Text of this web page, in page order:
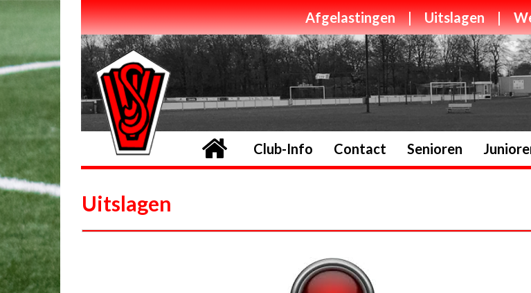
Afgelastingen | Uitslagen |
Home Club-Info Contact Senioren
Uitslagen